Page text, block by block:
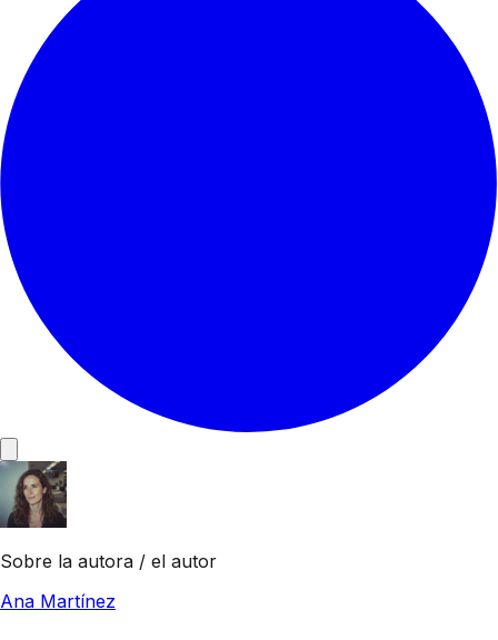
Sobre la autora / el autor
Ana Martínez